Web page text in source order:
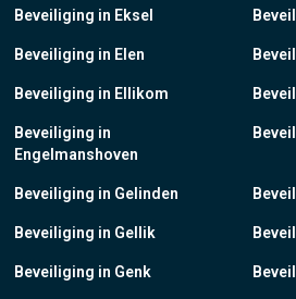
Beveiliging in Eksel
Beveiliging in Elen
Beveiliging in Ellikom
Beveiliging in
Engelmanshoven
Beveiliging in Gelinden
Beveiliging in Gellik
Beveiliging in Genk